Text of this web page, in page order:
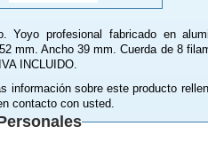
Yoyo profesional fabricado en
mm. Ancho 39 mm. Cuerda de 8
INCLUIDO.
información sobre este producto
contacto con usted.